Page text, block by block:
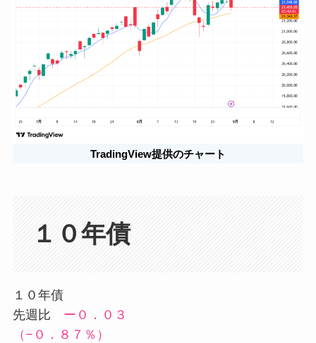
TradingView提供のチャート
１０年債
１０年債
先週比 ー０．０３
（−０．８７％）